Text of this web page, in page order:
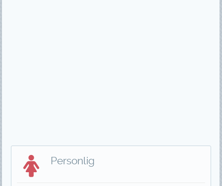
Personlig